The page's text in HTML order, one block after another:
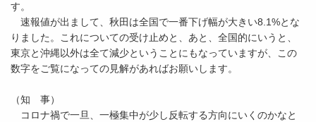
す。
速報値が出まして、秋田は全国で一番下げ幅が大きい8.1%とな
りました。これについての受け止めと、あと、全国的にいうと、
東京と沖縄以外は全て減少ということにもなっていますが、この
数字をご覧になっての見解があればお願いします。
（知 事）
コロナ禍で一旦、一極集中が少し反転する方向にいくのかなと